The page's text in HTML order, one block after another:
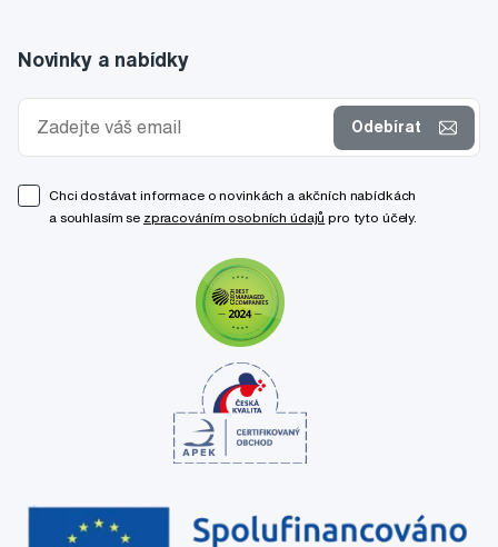
Novinky a nabídky
Odebírat
Chci dostávat informace o novinkách a akčních nabídkách
a souhlasím se zpracováním osobních údajů pro tyto účely.